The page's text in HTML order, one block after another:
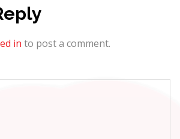
in to post a comment.